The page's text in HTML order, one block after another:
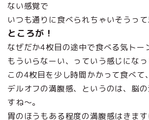
ない感覚で
いつも通りに食べられちゃいそうって
ところが！
なぜだか4枚目の途中で食べる気トー
もういらなーい、っていう感じになっ
この4枚目を少し時間かかって食べて
デルオフの満腹感、というのは、脳
すね～。
胃のほうもある程度の満腹感はきます